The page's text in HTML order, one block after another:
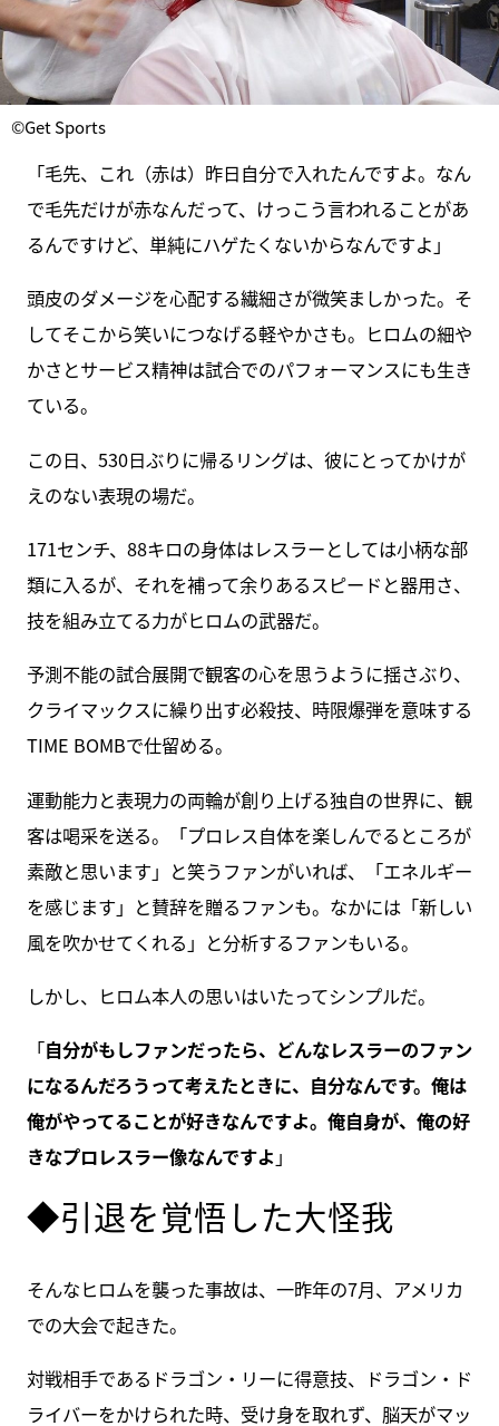
©Get Sports
「毛先、これ（赤は）昨日自分で入れたんですよ。なん
で毛先だけが赤なんだって、けっこう言われることがあ
るんですけど、単純にハゲたくないからなんですよ」
頭皮のダメージを心配する繊細さが微笑ましかった。そ
してそこから笑いにつなげる軽やかさも。ヒロムの細や
かさとサービス精神は試合でのパフォーマンスにも生き
ている。
この日、530日ぶりに帰るリングは、彼にとってかけが
えのない表現の場だ。
171センチ、88キロの身体はレスラーとしては小柄な部
類に入るが、それを補って余りあるスピードと器用さ、
技を組み立てる力がヒロムの武器だ。
予測不能の試合展開で観客の心を思うように揺さぶり、
クライマックスに繰り出す必殺技、時限爆弾を意味する
TIME BOMBで仕留める。
運動能力と表現力の両輪が創り上げる独自の世界に、観
客は喝采を送る。「プロレス自体を楽しんでるところが
素敵と思います」と笑うファンがいれば、「エネルギー
を感じます」と賛辞を贈るファンも。なかには「新しい
風を吹かせてくれる」と分析するファンもいる。
しかし、ヒロム本人の思いはいたってシンプルだ。
「自分がもしファンだったら、どんなレスラーのファン
になるんだろうって考えたときに、自分なんです。俺は
俺がやってることが好きなんですよ。俺自身が、俺の好
きなプロレスラー像なんですよ 」
◆引退を覚悟した大怪我
そんなヒロムを襲った事故は、一昨年の7月、アメリカ
での大会で起きた。
対戦相手であるドラゴン・リーに得意技、ドラゴン・ド
ライバーをかけられた時、受け身を取れず、脳天がマッ